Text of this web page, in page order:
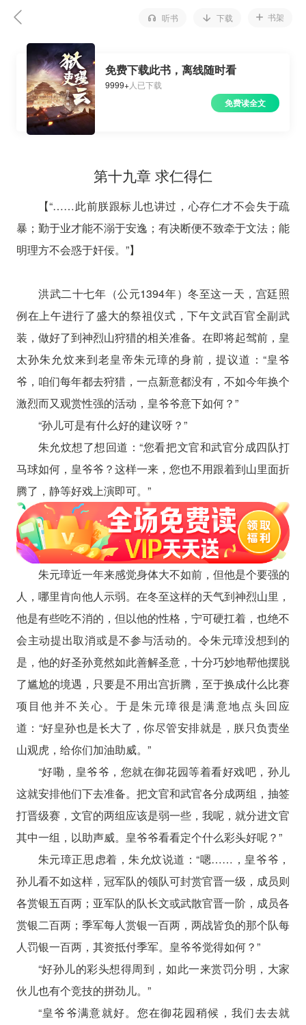
听书 下载 书架
免费下载此书，离线随时看
9999+人已下载
免费读全文
第十九章 求仁得仁
【“……此前朕跟标儿也讲过，心存仁才不会失于疏
暴；勤于业才能不溺于安逸；有决断便不致牵于文法；能
明理方不会惑于奸佞。”】
洪武二十七年（公元1394年）冬至这一天，宫廷照
例在上午进行了盛大的祭祖仪式，下午文武百官全副武
装，做好了到神烈山狩猎的相关准备。在即将起驾前，皇
太孙朱允炆来到老皇帝朱元璋的身前，提议道：“皇爷
爷，咱们每年都去狩猎，一点新意都没有，不如今年换个
激烈而又观赏性强的活动，皇爷爷意下如何？”
“孙儿可是有什么好的建议呀？”
朱允炆想了想回道：“您看把文官和武官分成四队打
马球如何，皇爷爷？这样一来，您也不用跟着到山里面折
腾了，静等好戏上演即可。”
朱元璋近一年来感觉身体大不如前，但他是个要强的
人，哪里肯向他人示弱。在冬至这样的天气到神烈山里，
他是有些吃不消的，但以他的性格，宁可硬扛着，也绝不
会主动提出取消或是不参与活动的。令朱元璋没想到的
是，他的好圣孙竟然如此善解圣意，十分巧妙地帮他摆脱
了尴尬的境遇，只要是不用出宫折腾，至于换成什么比赛
项目他并不关心。于是朱元璋很是满意地点头回应
道：“好皇孙也是长大了，你尽管安排就是，朕只负责坐
山观虎，给你们加油助威。”
“好嘞，皇爷爷，您就在御花园等着看好戏吧，孙儿
这就安排他们下去准备。把文官和武官各分成两组，抽签
打晋级赛，文官的两组应该是弱一些，我呢，就分进文官
其中一组，以助声威。皇爷爷看看定个什么彩头好呢？”
朱元璋正思虑着，朱允炆说道：“嗯……，皇爷爷，
孙儿看不如这样，冠军队的领队可封赏官晋一级，成员则
各赏银五百两；亚军队的队长文或武散官晋一阶，成员各
赏银二百两；季军每人赏银一百两，两战皆负的那个队每
人罚银一百两，其资抵付季军。皇爷爷觉得如何？”
“好孙儿的彩头想得周到，如此一来赏罚分明，大家
伙儿也有个竞技的拼劲儿。”
“皇爷爷满意就好。您在御花园稍候，我们去去就